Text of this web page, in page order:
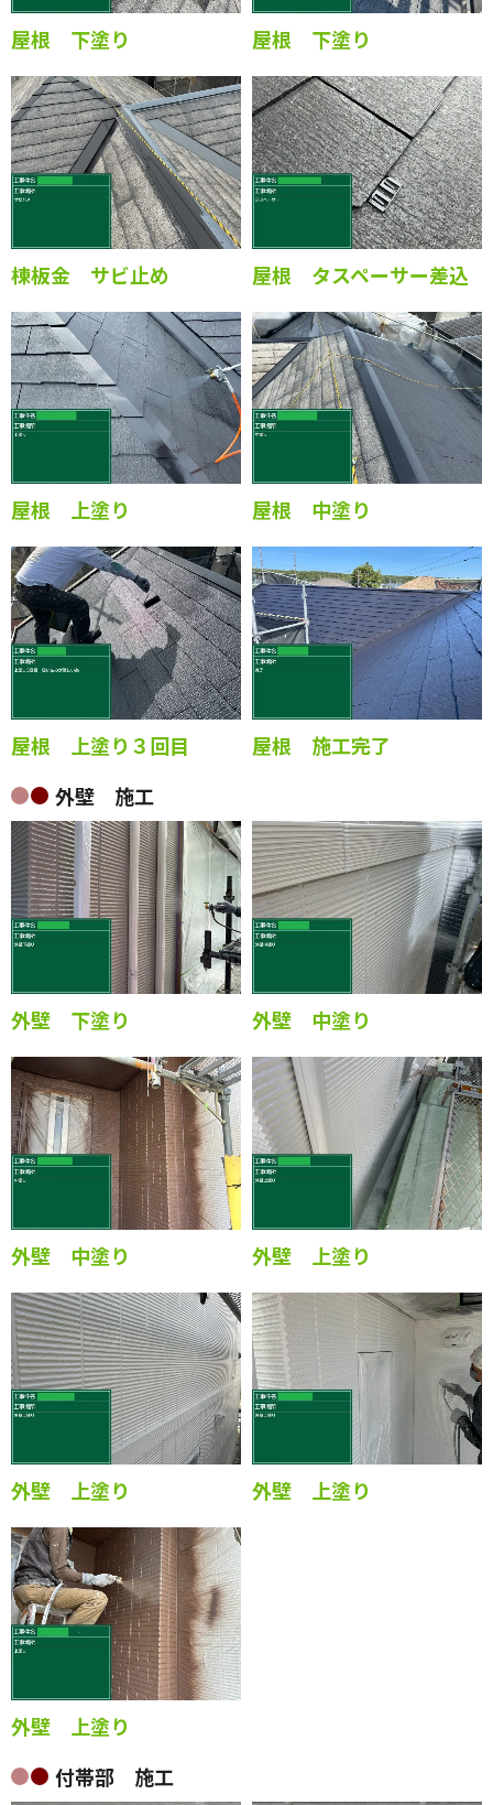
屋根 下塗り 屋根 下塗り
棟板金 サビ止め 屋根 タスペーサー差込
屋根 上塗り 屋根 中塗り
屋根 上塗り３回目
屋根 施工完了
外壁 施工
外壁 下塗り 外壁 中塗り
外壁 中塗り 外壁 上塗り
外壁 上塗り 外壁 上塗り
外壁 上塗り
付帯部 施工